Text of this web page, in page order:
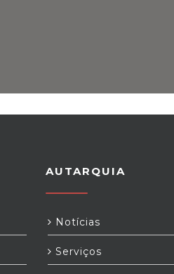
AUTARQUIA
Notícias
Serviços